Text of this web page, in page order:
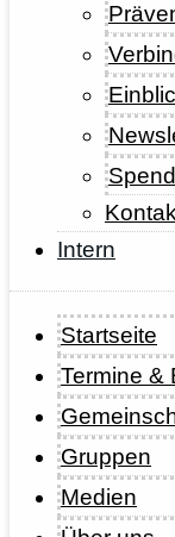
Intern
Startseite
Termine &
Gruppen
Medien